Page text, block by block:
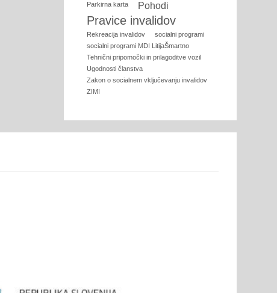
Parkirna karta
Pohodi
Pravice invalidov
Rekreacija invalidov
socialni programi
socialni programi MDI LitijaŠmartno
Tehnični pripomočki in prilagoditve vozil
Ugodnosti članstva
Zakon o socialnem vključevanju invalidov
ZIMI